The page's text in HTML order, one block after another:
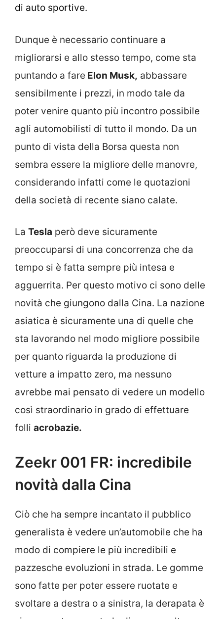
di auto sportive.
Dunque è necessario continuare a
migliorarsi e allo stesso tempo, come sta
puntando a fare Elon Musk, abbassare
sensibilmente i prezzi, in modo tale da
poter venire quanto più incontro possibile
agli automobilisti di tutto il mondo. Da un
punto di vista della Borsa questa non
sembra essere la migliore delle manovre,
considerando infatti come le quotazioni
della società di recente siano calate.
La Tesla però deve sicuramente
preoccuparsi di una concorrenza che da
tempo si è fatta sempre più intesa e
agguerrita. Per questo motivo ci sono delle
novità che giungono dalla Cina. La nazione
asiatica è sicuramente una di quelle che
sta lavorando nel modo migliore possibile
per quanto riguarda la produzione di
vetture a impatto zero, ma nessuno
avrebbe mai pensato di vedere un modello
così straordinario in grado di effettuare
folli acrobazie.
Zeekr 001 FR: incredibile
novità dalla Cina
Ciò che ha sempre incantato il pubblico
generalista è vedere un’automobile che ha
modo di compiere le più incredibili e
pazzesche evoluzioni in strada. Le gomme
sono fatte per poter essere ruotate e
svoltare a destra o a sinistra, la derapata è